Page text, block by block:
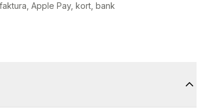
Apple Pay, kort, bank